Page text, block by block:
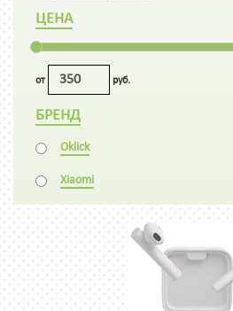
ЦЕНА
от руб.
БРЕНД
Oklick
Xiaomi